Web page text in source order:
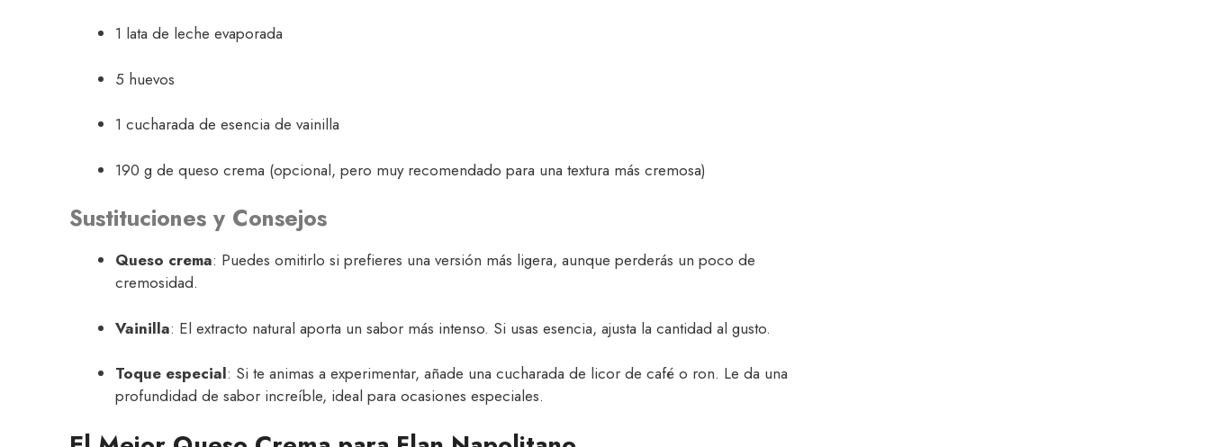
1 lata de leche evaporada
5 huevos
1 cucharada de esencia de vainilla
190 g de queso crema (opcional, pero muy recomendado para una textura más cremosa)
Sustituciones y Consejos
Queso crema: Puedes omitirlo si prefieres una versión más ligera, aunque perderás un poco de
cremosidad.
Vainilla: El extracto natural aporta un sabor más intenso. Si usas esencia, ajusta la cantidad al gusto.
Toque especial: Si te animas a experimentar, añade una cucharada de licor de café o ron. Le da una
profundidad de sabor increíble, ideal para ocasiones especiales.